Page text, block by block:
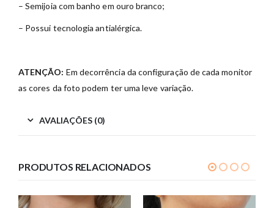
– Semijoia com banho em ouro branco;
– Possui tecnologia antialérgica.
ATENÇÃO: Em decorrência da configuração de cada monitor
as cores da foto podem ter uma leve variação.
AVALIAÇÕES (0)
PRODUTOS RELACIONADOS